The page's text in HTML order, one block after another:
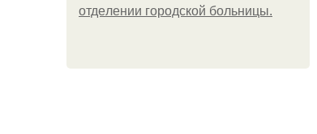
oтдeлeнии гopoдcкoй бoльницы.